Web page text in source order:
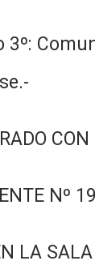
Nº
LA